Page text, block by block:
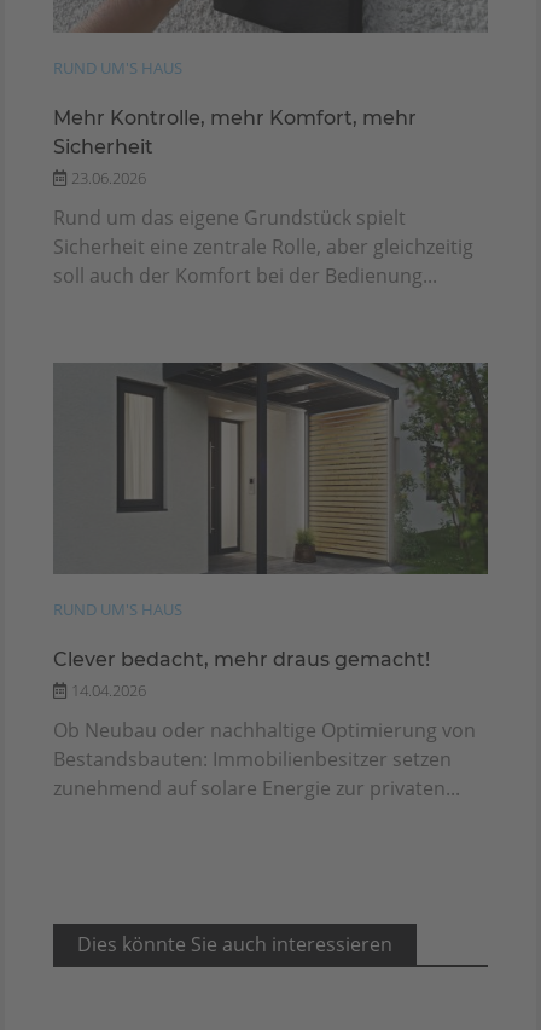
RUND UM'S HAUS
Mehr Kontrolle, mehr Komfort, mehr
Sicherheit
23.06.2026
Rund um das eigene Grundstück spielt
Sicherheit eine zentrale Rolle, aber gleichzeitig
soll auch der Komfort bei der Bedienung...
RUND UM'S HAUS
Clever bedacht, mehr draus gemacht!
14.04.2026
Ob Neubau oder nachhaltige Optimierung von
Bestandsbauten: Immobilienbesitzer setzen
zunehmend auf solare Energie zur privaten...
Dies könnte Sie auch interessieren